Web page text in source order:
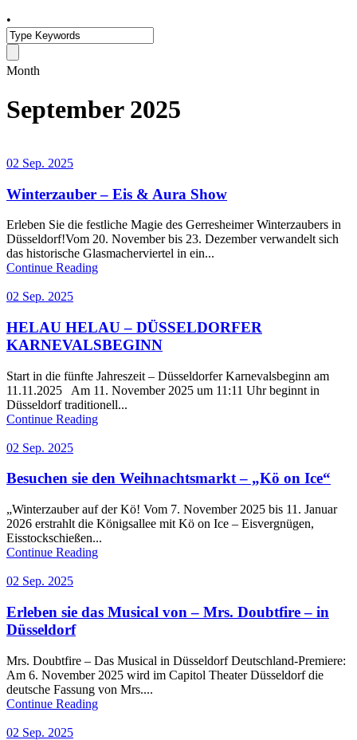
•
Month
September 2025
02 Sep. 2025
Winterzauber – Eis & Aura Show
Erleben Sie die festliche Magie des Gerresheimer Winterzaubers in
Düsseldorf!Vom 20. November bis 23. Dezember verwandelt sich
das historische Glasmacherviertel in ein...
Continue Reading
02 Sep. 2025
HELAU HELAU – DÜSSELDORFER
KARNEVALSBEGINN
Start in die fünfte Jahreszeit – Düsseldorfer Karnevalsbeginn am
11.11.2025 Am 11. November 2025 um 11:11 Uhr beginnt in
Düsseldorf traditionell...
Continue Reading
02 Sep. 2025
Besuchen sie den Weihnachtsmarkt – „Kö on Ice“
„Winterzauber auf der Kö! Vom 7. November 2025 bis 11. Januar
2026 erstrahlt die Königsallee mit Kö on Ice – Eisvergnügen,
Eisstockschießen...
Continue Reading
02 Sep. 2025
Erleben sie das Musical von – Mrs. Doubtfire – in
Düsseldorf
Mrs. Doubtfire – Das Musical in Düsseldorf Deutschland-Premiere:
Am 6. November 2025 wird im Capitol Theater Düsseldorf die
deutsche Fassung von Mrs....
Continue Reading
02 Sep. 2025